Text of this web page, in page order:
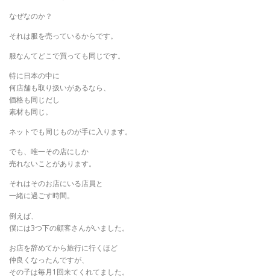
なぜなのか？
それは服を売っているからです。
服なんてどこで買っても同じです。
特に日本の中に
何店舗も取り扱いがあるなら、
価格も同じだし
素材も同じ。
ネットでも同じものが手に入ります。
でも、唯一その店にしか
売れないことがあります。
それはそのお店にいる店員と
一緒に過ごす時間。
例えば、
僕には3つ下の顧客さんがいました。
お店を辞めてから旅行に行くほど
仲良くなったんですが、
その子は毎月1回来てくれてました。